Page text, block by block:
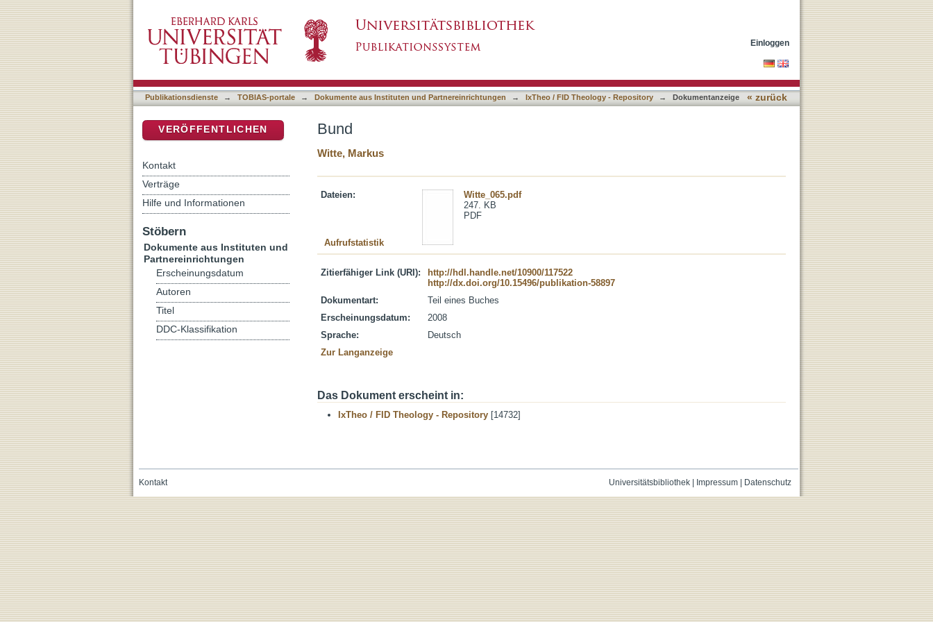
Einloggen
Publikationsdienste → TOBIAS-portale → Dokumente aus Instituten und Partnereinrichtungen → IxTheo / FID Theology - Repository → Dokumentanzeige « zurück
Bund
Witte, Markus
Dateien:
Witte_065.pdf
247. KB
PDF
Aufrufstatistik
Zitierfähiger Link (URI):
http://hdl.handle.net/10900/117522
http://dx.doi.org/10.15496/publikation-58897
Dokumentart:
Teil eines Buches
Erscheinungsdatum:
2008
Sprache:
Deutsch
Zur Langanzeige
Das Dokument erscheint in:
IxTheo / FID Theology - Repository [14732]
VERÖFFENTLICHEN
Kontakt
Verträge
Hilfe und Informationen
Stöbern
Dokumente aus Instituten und
Partnereinrichtungen
Erscheinungsdatum
Autoren
Titel
DDC-Klassifikation
Universitätsbibliothek| Impressum| Datenschutz
Kontakt